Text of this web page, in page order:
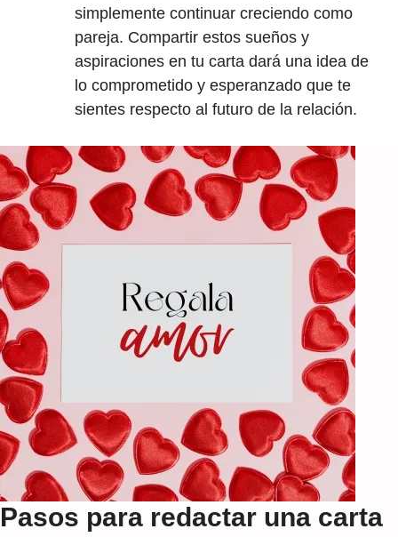
simplemente continuar creciendo como
pareja. Compartir estos sueños y
aspiraciones en tu carta dará una idea de
lo comprometido y esperanzado que te
sientes respecto al futuro de la relación.
Pasos para redactar una carta